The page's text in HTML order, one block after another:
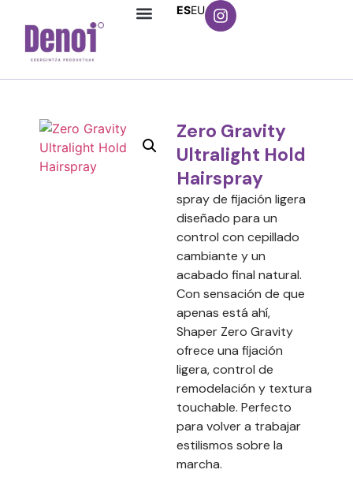
ESEU
Zero Gravity
Ultralight Hold
Hairspray
spray de fijación ligera
diseñado para un
control con cepillado
cambiante y un
acabado final natural.
Con sensación de que
apenas está ahí,
Shaper Zero Gravity
ofrece una fijación
ligera, control de
remodelación y textura
touchable. Perfecto
para volver a trabajar
estilismos sobre la
marcha.